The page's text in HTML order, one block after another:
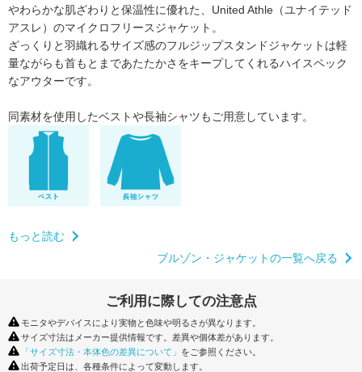
やわらかな肌ざわりと保温性に優れた、 United Athle（ユナイテッド
アスレ）のマイクロフリースジャケット。
ざっくりと羽織れるサイズ感のフルジップスタンドジャケットは軽
量ながらも首もとまであたたかさをキープしてくれるハイスペック
なアウターです。
同素材を使用したベストや長袖シャツもご用意しています。
もっと読む
ブルゾン・ジャケットの一覧へ戻る
ご利用に際しての注意点
モニタやデバイスにより実物と色味や明るさが異なります。
サイズ寸法はメーカー提供情報です。差異や個体差があります。
「サイズ寸法・本体色の差異について」 をご参照ください。
出荷予定日は、各種条件によって変動します。